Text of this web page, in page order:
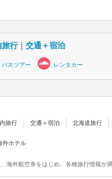
旅行｜ 交通＋宿泊
バスツアー レンタカー
旅行 交通＋宿泊 北海道旅行
外ホテル
海外航空券をはじめ、各種旅行情報